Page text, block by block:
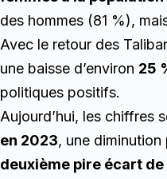
des hommes (81 %),
Avec le retour des
une baisse d’environ 25
politiques positifs.
Aujourd’hui, les chiffres
en 2023, une
deuxième pire écart